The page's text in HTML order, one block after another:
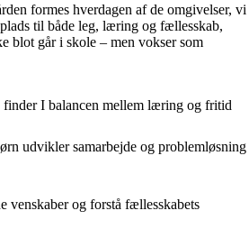
formes hverdagen af de omgivelser, vi
til både leg, læring og fællesskab,
blot går i skole – men vokser som
I balancen mellem læring og fritid
udvikler samarbejde og problemløsning
venskaber og forstå fællesskabets